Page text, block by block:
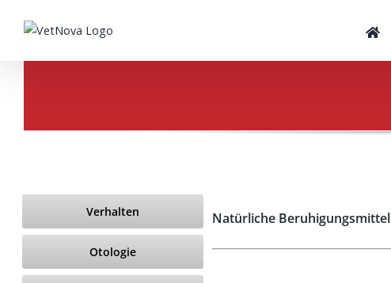
Verhalten
Otologie
Natürliche Beruhigungsmittel